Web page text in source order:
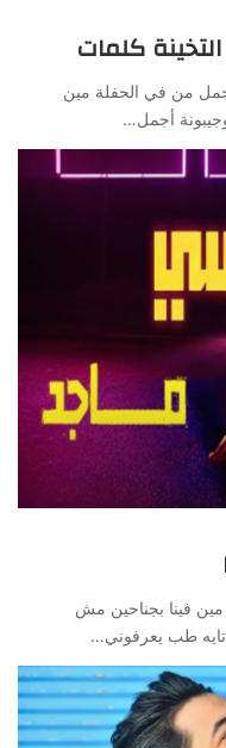
كلمات
أجمل من في الحفلة مين
أجمل…
فينا بجناحين مش
طب يعرفوني…